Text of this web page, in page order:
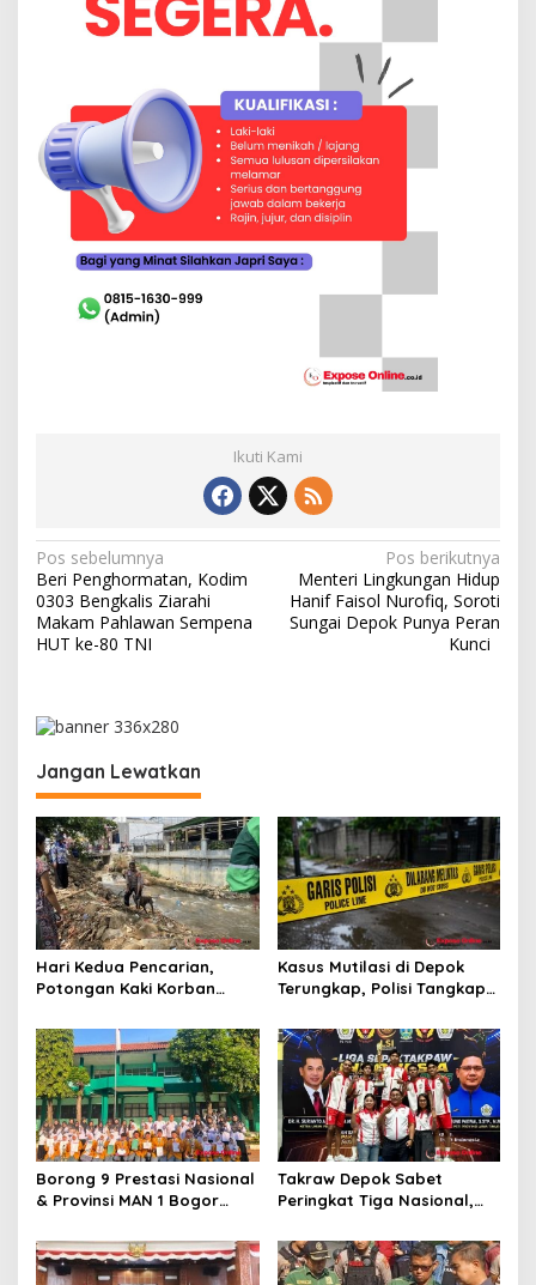
Ikuti Kami
N
a
v
a
s
i
p
o
s
Pos sebelumnya
Beri Penghormatan, Kodim
0303 Bengkalis Ziarahi
Makam Pahlawan Sempena
HUT ke-80 TNI
Pos berikutnya
Menteri Lingkungan Hidup
Hanif Faisol Nurofiq, Soroti
Sungai Depok Punya Peran
Kunci
Jangan Lewatkan
Hari Kedua Pencarian,
Potongan Kaki Korban
Ditemukan
Kasus Mutilasi di Depok
Terungkap, Polisi Tangkap
Pembunuhan
Borong 9 Prestasi Nasional
& Provinsi MAN 1 Bogor
2026/2027 degan Gemilang
Takraw Depok Sabet
Peringkat Tiga Nasional,
Porprov Jabar